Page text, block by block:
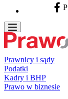
Prawnicy i sądy
Podatki
Kadry i BHP
Prawo w biznesie